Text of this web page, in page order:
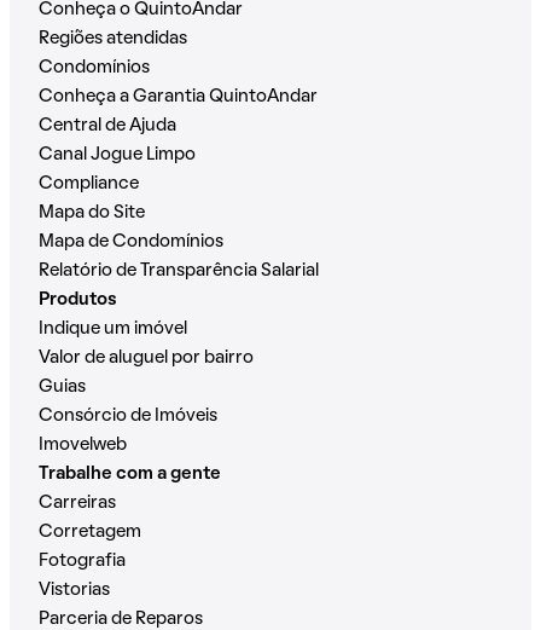
Conheça o QuintoAndar
Regiões atendidas
Condomínios
Conheça a Garantia QuintoAndar
Central de Ajuda
Canal Jogue Limpo
Compliance
Mapa do Site
Mapa de Condomínios
Relatório de Transparência Salarial
Produtos
Indique um imóvel
Valor de aluguel por bairro
Guias
Consórcio de Imóveis
Imovelweb
Trabalhe com a gente
Carreiras
Corretagem
Fotografia
Vistorias
Parceria de Reparos